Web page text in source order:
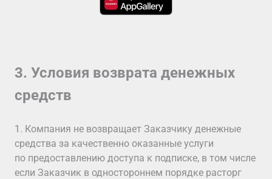
3. Условия возврата денежных
средств
1. Компания не возвращает Заказчику денежные
средства за качественно оказанные услуги
по предоставлению доступа к подписке, в том числе
если Заказчик в одностороннем порядке расторг